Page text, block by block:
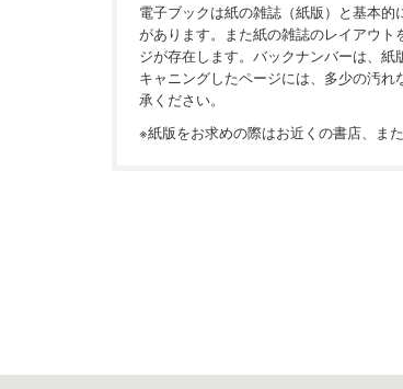
電子ブックは紙の雑誌（紙版）と基本
があります。また紙の雑誌のレイアウ
ジが存在します。バックナンバーは、
キャニングしたページには、多少の汚
承ください。
※紙版をお求めの際はお近くの書店、ま